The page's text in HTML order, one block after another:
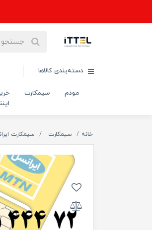
دسته‌بندی کالاها
مودم سیمکارت
خانه سیمکارت سیمکارت